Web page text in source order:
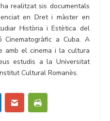
realitzat sis documentals
en Dret i màster en
Història i Estètica del
Cinematogràfic a Cuba. A
amb el cinema i la cultura
estudis a la Universitat
Cultural Romanès.